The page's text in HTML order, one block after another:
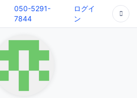
050-5291-
7844
ログイ
ン